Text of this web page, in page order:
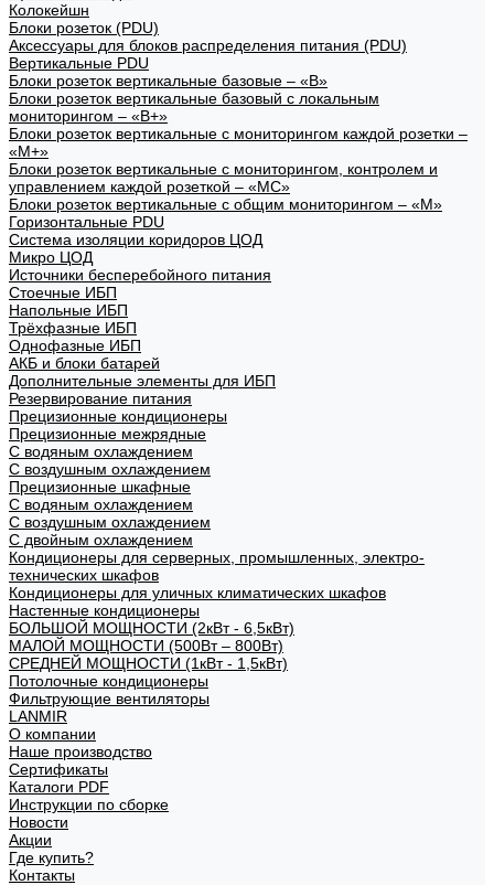
Колокейшн
Блоки розеток (PDU)
Аксессуары для блоков распределения питания (PDU)
Вертикальные PDU
Блоки розеток вертикальные базовые – «В»
Блоки розеток вертикальные базовый с локальным
мониторингом – «В+»
Блоки розеток вертикальные с мониторингом каждой розетки –
«М+»
Блоки розеток вертикальные с мониторингом, контролем и
управлением каждой розеткой – «МС»
Блоки розеток вертикальные с общим мониторингом – «М»
Горизонтальные PDU
Система изоляции коридоров ЦОД
Микро ЦОД
Источники бесперебойного питания
Стоечные ИБП
Напольные ИБП
Трёхфазные ИБП
Однофазные ИБП
АКБ и блоки батарей
Дополнительные элементы для ИБП
Резервирование питания
Прецизионные кондиционеры
Прецизионные межрядные
С водяным охлаждением
С воздушным охлаждением
Прецизионные шкафные
С водяным охлаждением
С воздушным охлаждением
С двойным охлаждением
Кондиционеры для серверных, промышленных, электро-
технических шкафов
Кондиционеры для уличных климатических шкафов
Настенные кондиционеры
БОЛЬШОЙ МОЩНОСТИ (2кВт - 6,5кВт)
МАЛОЙ МОЩНОСТИ (500Вт – 800Вт)
СРЕДНЕЙ МОЩНОСТИ (1кВт - 1,5кВт)
Потолочные кондиционеры
Фильтрующие вентиляторы
LANMIR
О компании
Наше производство
Сертификаты
Каталоги PDF
Инструкции по сборке
Новости
Акции
Где купить?
Контакты